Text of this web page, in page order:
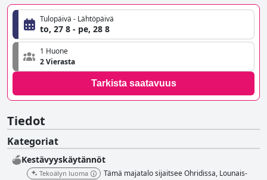
Tulopäivä - Lähtöpäivä
to, 27 8 - pe, 28 8
1 Huone
2 Vierasta
Tarkista saatavuus
Tiedot
Kategoriat
Kestävyyskäytännöt
Tekoälyn luoma
Tämä majatalo sijaitsee Ohridissa, Lounais-